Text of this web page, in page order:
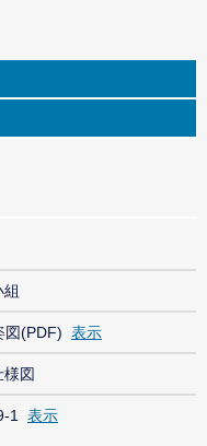
組
図(PDF)
様図
1